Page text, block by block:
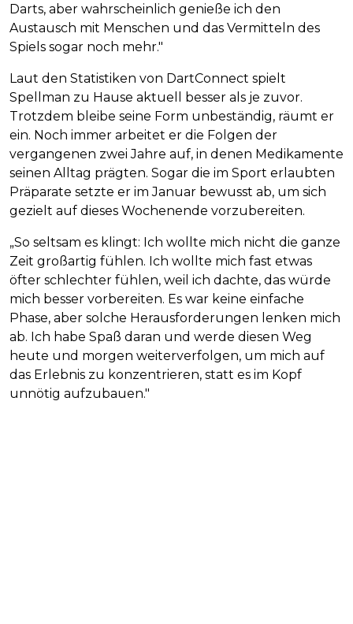
Darts, aber wahrscheinlich genieße ich den
Austausch mit Menschen und das Vermitteln des
Spiels sogar noch mehr."
Laut den Statistiken von DartConnect spielt
Spellman zu Hause aktuell besser als je zuvor.
Trotzdem bleibe seine Form unbeständig, räumt er
ein. Noch immer arbeitet er die Folgen der
vergangenen zwei Jahre auf, in denen Medikamente
seinen Alltag prägten. Sogar die im Sport erlaubten
Präparate setzte er im Januar bewusst ab, um sich
gezielt auf dieses Wochenende vorzubereiten.
„So seltsam es klingt: Ich wollte mich nicht die ganze
Zeit großartig fühlen. Ich wollte mich fast etwas
öfter schlechter fühlen, weil ich dachte, das würde
mich besser vorbereiten. Es war keine einfache
Phase, aber solche Herausforderungen lenken mich
ab. Ich habe Spaß daran und werde diesen Weg
heute und morgen weiterverfolgen, um mich auf
das Erlebnis zu konzentrieren, statt es im Kopf
unnötig aufzubauen."